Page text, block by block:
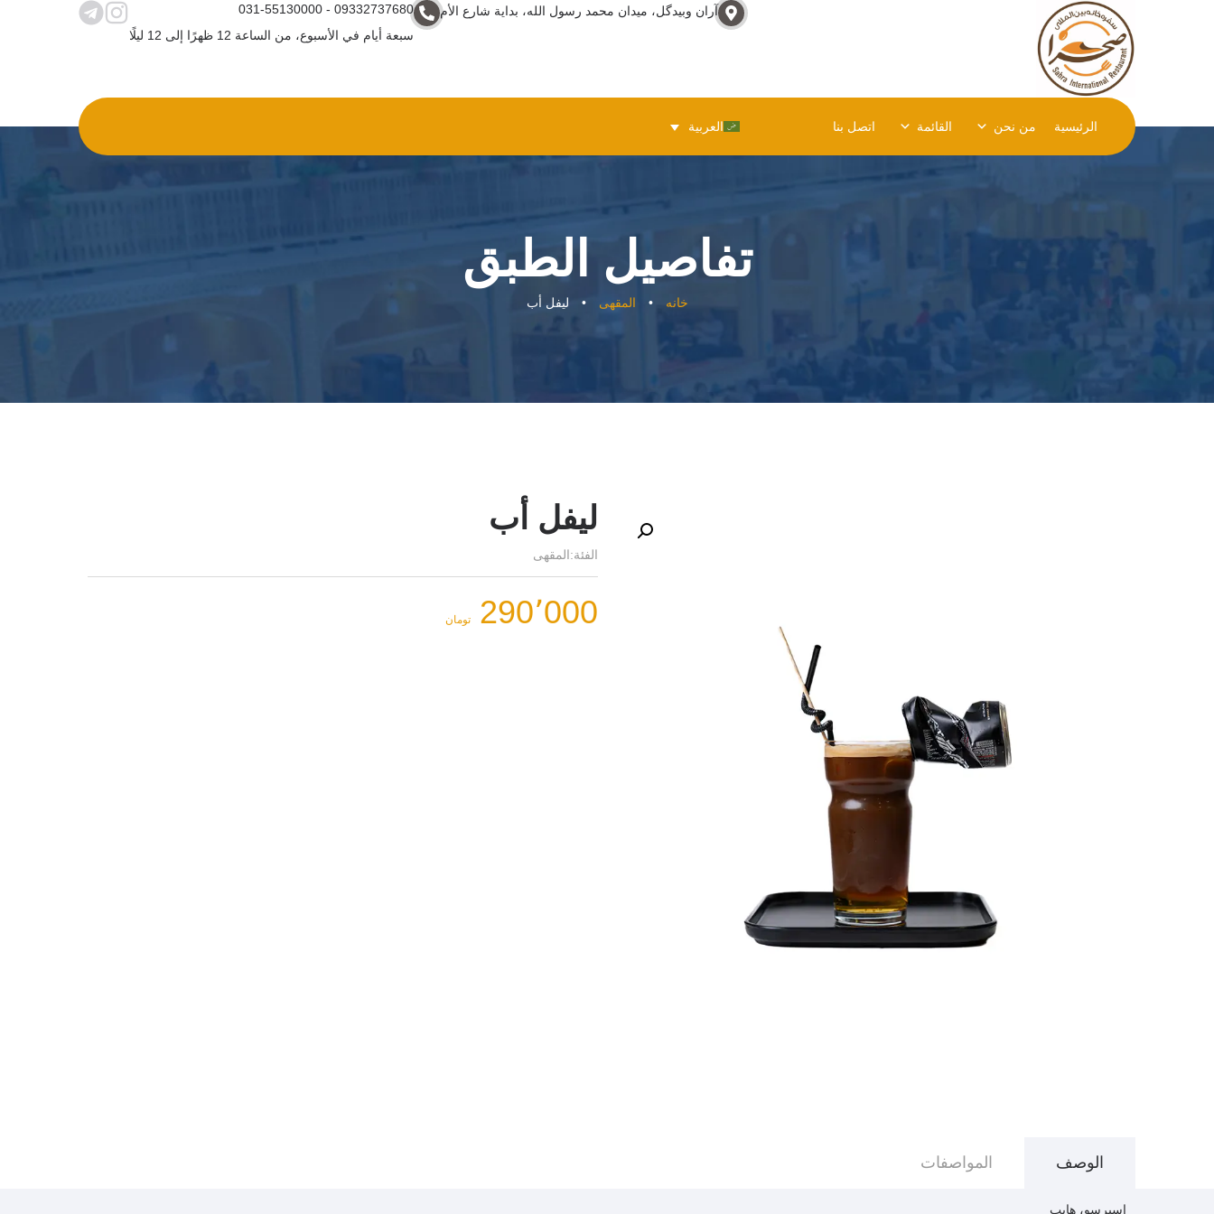
031-55130000 - 09332737680
سبعة أيام في الأسبوع، من الساعة 12 ظهرًا إلى 12 ليلًا
آران وبيدگل، ميدان محمد رسول الله، بداية شارع الأم
الرئيسية من نحن القائمة اتصل بنا العربية
تفاصيل الطبق
خانه • المقهى • ليفل أب
ليفل أب
الفئة:المقهى
290٬000 تومان
الوصف المواصفات
اسپرسو، هایپ